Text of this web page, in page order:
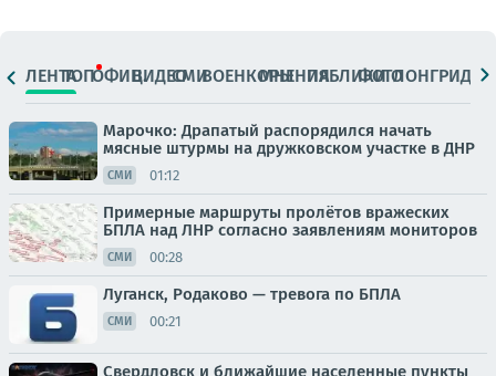
ЛЕНТАТОПОФИЦ.ВИДЕОСМИВОЕНКОРЫМНЕНИЯПАБЛИКИ
ФОТОЛОНГРИДЫ
Марочко: Драпатый распорядился начать
мясные штурмы на дружковском участке в ДНР
СМИ 01:12
Примерные маршруты пролётов вражеских
БПЛА над ЛНР согласно заявлениям мониторов
СМИ 00:28
Луганск, Родаково — тревога по БПЛА
СМИ 00:21
Свердловск и ближайшие населенные пункты